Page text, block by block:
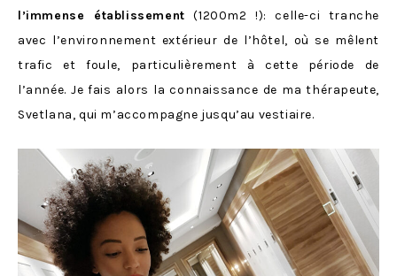
l’immense établissement (1200m2 !): celle-ci tranche
avec l’environnement extérieur de l’hôtel, où se mêlent
trafic et foule, particulièrement à cette période de
l’année. Je fais alors la connaissance de ma thérapeute,
Svetlana, qui m’accompagne jusqu’au vestiaire.